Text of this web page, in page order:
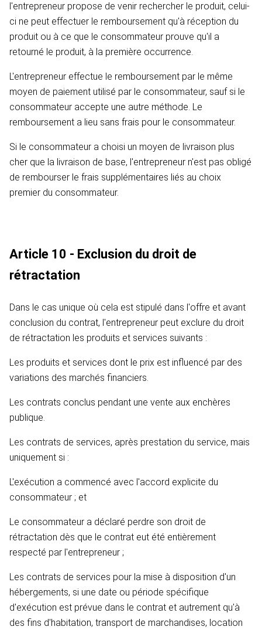
l'entrepreneur propose de venir rechercher le produit, celui-
ci ne peut effectuer le remboursement qu'à réception du
produit ou à ce que le consommateur prouve qu'il a
retourné le produit, à la première occurrence.
L'entrepreneur effectue le remboursement par le même
moyen de paiement utilisé par le consommateur, sauf si le
consommateur accepte une autre méthode. Le
remboursement a lieu sans frais pour le consommateur.
Si le consommateur a choisi un moyen de livraison plus
cher que la livraison de base, l'entrepreneur n'est pas obligé
de rembourser le frais supplémentaires liés au choix
premier du consommateur.
Article 10 - Exclusion du droit de
rétractation
Dans le cas unique où cela est stipulé dans l'offre et avant
conclusion du contrat, l'entrepreneur peut exclure du droit
de rétractation les produits et services suivants :
Les produits et services dont le prix est influencé par des
variations des marchés financiers.
Les contrats conclus pendant une vente aux enchères
publique.
Les contrats de services, après prestation du service, mais
uniquement si :
L'exécution a commencé avec l'accord explicite du
consommateur ; et
Le consommateur a déclaré perdre son droit de
rétractation dès que le contrat eut été entièrement
respecté par l'entrepreneur ;
Les contrats de services pour la mise à disposition d'un
hébergements, si une date ou période spécifique
d'exécution est prévue dans le contrat et autrement qu'à
des fins d'habitation, transport de marchandises, location